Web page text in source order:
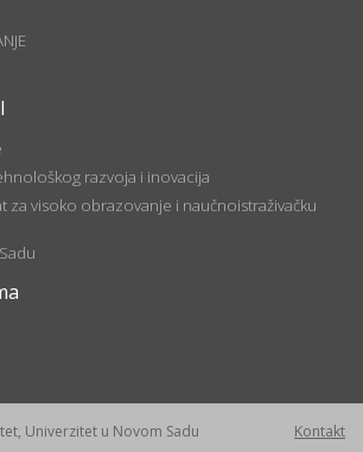
razvoja i inovacija
za visoko obrazovanje i naučnoistraživačku
Univerzitet u Novom Sadu Kontakt